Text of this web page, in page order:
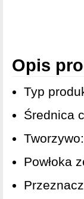
Opis
Typ
Średnica
Powłoka